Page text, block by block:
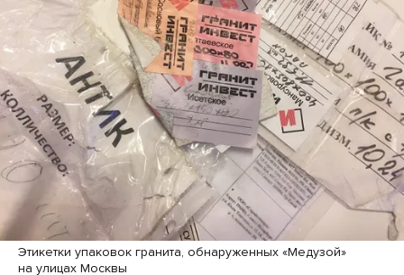
Этикетки упаковок гранита, обнаруженных «Медузой»
на улицах Москвы